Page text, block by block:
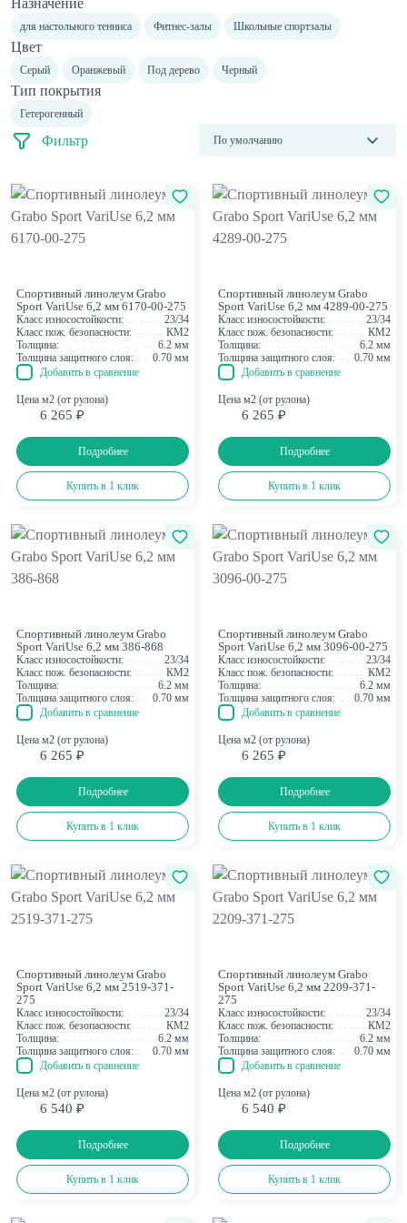
Закрыть
Фильтр товаров
Линейка Grabo Sport
Цена
Тип покрытия
Гетерогенное
Forbo 0
Grabo 0
Tarkett 0
Назначение
для настольного тенниса Фитнес-залы Школьные спортзалы
Цвет
Cерый Оранжевый Под дерево Черный
Тип покрытия
Гетерогенный
Фильтр
Название (А - Я)
Название (Я - А)
Модель (А - Я)
Модель (Я - А)
Спортивный линолеум Grabo
Sport VariUse 6,2 мм 6170-00-275
Класс износостойкости:
23/34
Класс пож. безопасности:
КМ2
Толщина:
6.2 мм
Толщина защитного слоя:
0.70 мм
Добавить в сравнение
Цена м2 (от рулона)
6 265 ₽
Подробнее
Купить в 1 клик
Спортивный линолеум Grabo
Sport VariUse 6,2 мм 4289-00-275
Класс износостойкости:
23/34
Класс пож. безопасности:
КМ2
Толщина:
6.2 мм
Толщина защитного слоя:
0.70 мм
Добавить в сравнение
Цена м2 (от рулона)
6 265 ₽
Подробнее
Купить в 1 клик
Спортивный линолеум Grabo
Sport VariUse 6,2 мм 386-868
Класс износостойкости:
23/34
Класс пож. безопасности:
КМ2
Толщина:
6.2 мм
Толщина защитного слоя:
0.70 мм
Добавить в сравнение
Цена м2 (от рулона)
6 265 ₽
Подробнее
Купить в 1 клик
Спортивный линолеум Grabo
Sport VariUse 6,2 мм 3096-00-275
Класс износостойкости:
23/34
Класс пож. безопасности:
КМ2
Толщина:
6.2 мм
Толщина защитного слоя:
0.70 мм
Добавить в сравнение
Цена м2 (от рулона)
6 265 ₽
Подробнее
Купить в 1 клик
Спортивный линолеум Grabo
Sport VariUse 6,2 мм 2519-371-
275
Класс износостойкости:
23/34
Класс пож. безопасности:
КМ2
Толщина:
6.2 мм
Толщина защитного слоя:
0.70 мм
Добавить в сравнение
Цена м2 (от рулона)
6 540 ₽
Подробнее
Купить в 1 клик
Спортивный линолеум Grabo
Sport VariUse 6,2 мм 2209-371-
275
Класс износостойкости:
23/34
Класс пож. безопасности:
КМ2
Толщина:
6.2 мм
Толщина защитного слоя:
0.70 мм
Добавить в сравнение
Цена м2 (от рулона)
6 540 ₽
Подробнее
Купить в 1 клик